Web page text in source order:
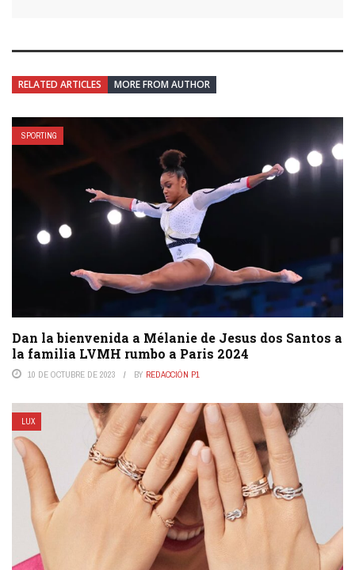
RELATED ARTICLES MORE FROM AUTHOR
SPORTING
Dan la bienvenida a Mélanie de Jesus dos Santos a
la familia LVMH rumbo a Paris 2024
10 DE OCTUBRE DE 2023 BY REDACCIÓN P1
LUX